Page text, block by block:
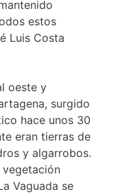
estos
Luis Costa
oeste y
surgido
hace unos 30
eran tierras de
y algarrobos.
vegetación
Vaguada se